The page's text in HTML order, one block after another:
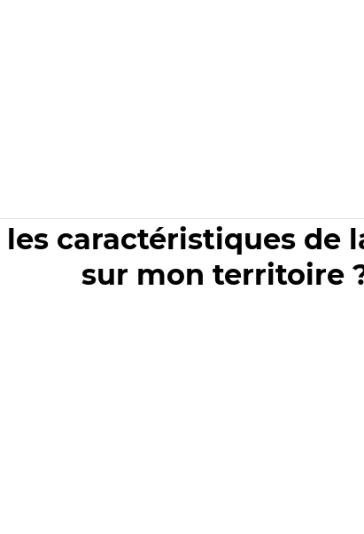
caractéristiques de
sur mon territoire